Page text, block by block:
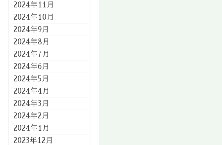
2024年11月
2024年10月
2024年9月
2024年8月
2024年7月
2024年6月
2024年5月
2024年4月
2024年3月
2024年2月
2024年1月
2023年12月